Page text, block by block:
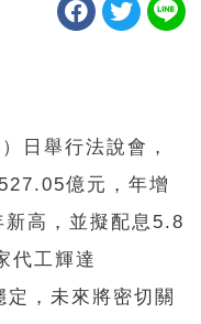
日舉行法說會，
億元，年增
高，並擬配息5.8
代工輝達
定，未來將密切關